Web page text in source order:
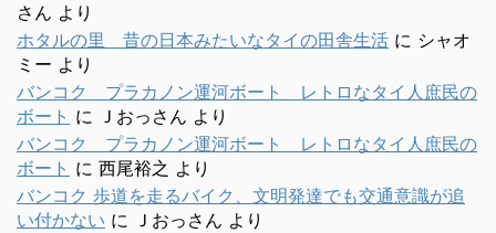
さん より
ホタルの里 昔の日本みたいなタイの田舎生活 に シャオ
ミー より
バンコク プラカノン運河ボート レトロなタイ人庶民の
ボート に Ｊおっさん より
バンコク プラカノン運河ボート レトロなタイ人庶民の
ボート に 西尾裕之 より
バンコク 歩道を走るバイク、文明発達でも交通意識が追
い付かない に Ｊおっさん より